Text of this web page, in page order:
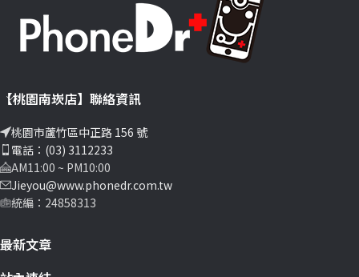
【桃園南崁店】聯絡資訊
桃園市蘆竹區中正路 156 號
電話：(03) 3112233
AM11:00 ~ PM10:00
Jieyou@www.phonedr.com.tw
統編：24858313
最新文章